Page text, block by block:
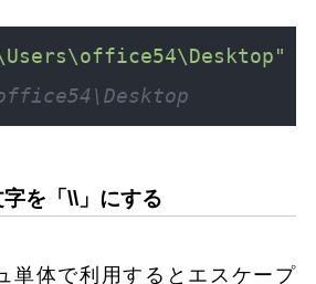
を「\\」にする
単体で利用するとエスケープ